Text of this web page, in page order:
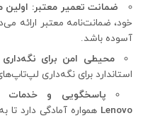
ضمانت تعمیر معتبر: اولین
خود، ضمانت‌نامه معتبر ارائه
آسوده باشد.
محیطی امن برای
استاندارد برای نگه‌داری
پاسخگویی و
Lenovo همواره آمادگی دارد